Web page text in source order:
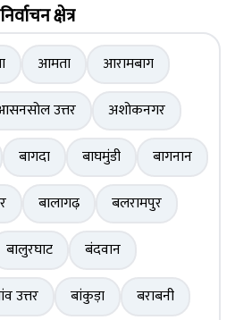
क्षेत्र
आमता
आरामबाग
उत्तर
अशोकनगर
बागदा बाघमुंडी
बागनान
बालागढ़
बलरामपुर
बालुरघाट
बंदवान
उत्तर बांकुड़ा
बराबनी